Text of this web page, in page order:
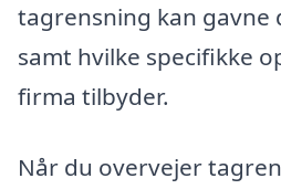
tagrensning kan gavne
samt hvilke specifikke
firma tilbyder.
Når du overvejer